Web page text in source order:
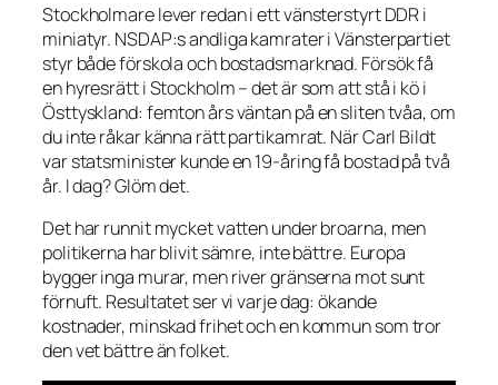
Stockholmare lever redan i ett vänsterstyrt DDR i
miniatyr. NSDAP:s andliga kamrater i Vänsterpartiet
styr både förskola och bostadsmarknad. Försök få
en hyresrätt i Stockholm – det är som att stå i kö i
Östtyskland: femton års väntan på en sliten tvåa, om
du inte råkar känna rätt partikamrat. När Carl Bildt
var statsminister kunde en 19-åring få bostad på två
år. I dag? Glöm det.
Det har runnit mycket vatten under broarna, men
politikerna har blivit sämre, inte bättre. Europa
bygger inga murar, men river gränserna mot sunt
förnuft. Resultatet ser vi varje dag: ökande
kostnader, minskad frihet och en kommun som tror
den vet bättre än folket.